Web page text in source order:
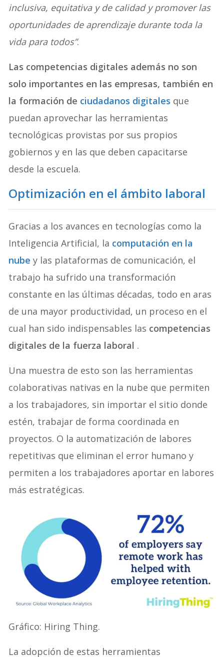
inclusiva, equitativa y de calidad y promover las
oportunidades de aprendizaje durante toda la
vida para todos”.
Las competencias digitales además no son
solo importantes en las empresas, también en
la formación de ciudadanos digitales que
puedan aprovechar las herramientas
tecnológicas provistas por sus propios
gobiernos y en las que deben capacitarse
desde la escuela.
Optimización en el ámbito laboral
Gracias a los avances en tecnologías como la
Inteligencia Artificial, la computación en la
nube y las plataformas de comunicación, el
trabajo ha sufrido una transformación
constante en las últimas décadas, todo en aras
de una mayor productividad, un proceso en el
cual han sido indispensables las competencias
digitales de la fuerza laboral .
Una muestra de esto son las herramientas
colaborativas nativas en la nube que permiten
a los trabajadores, sin importar el sitio donde
estén, trabajar de forma coordinada en
proyectos. O la automatización de labores
repetitivas que eliminan el error humano y
permiten a los trabajadores aportar en labores
más estratégicas.
Gráfico: Hiring Thing.
La adopción de estas herramientas